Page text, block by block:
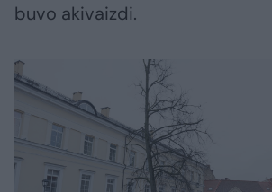
buvo akivaizdi.